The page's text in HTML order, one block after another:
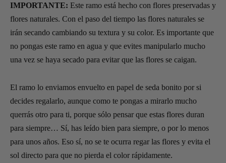
IMPORTANTE: Este ramo está hecho con flores preservadas y
flores naturales. Con el paso del tiempo las flores naturales se
irán secando cambiando su textura y su color. Es importante que
no pongas este ramo en agua y que evites manipularlo mucho
una vez se haya secado para evitar que las flores se caigan.
El ramo lo enviamos envuelto en papel de seda bonito por si
decides regalarlo, aunque como te pongas a mirarlo mucho
querrás otro para ti, porque sólo pensar que estas flores duran
para siempre… Sí, has leído bien para siempre, o por lo menos
para unos años. Eso sí, no se te ocurra regar las flores y evita el
sol directo para que no pierda el color rápidamente.